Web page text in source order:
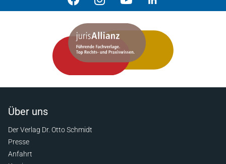
Über uns
Der Verlag Dr. Otto Schmidt
Presse
Anfahrt